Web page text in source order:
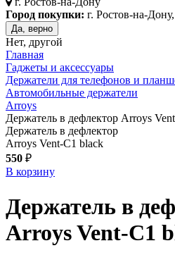
Город покупки: г. Ростов-на-
Да, верно
Нет, другой
Главная
Гаджеты и аксессуары
Держатели для телефонов и
Автомобильные держатели
Arroys
Держатель в дефлектор Arroys
Держатель в дефлектор
Arroys Vent-C1 black
550 ₽
В корзину
Держатель в
Arroys Vent-C1